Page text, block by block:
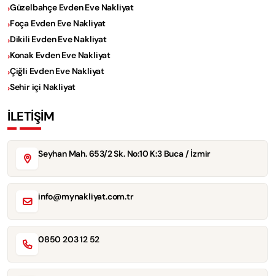
Güzelbahçe Evden Eve Nakliyat
Foça Evden Eve Nakliyat
Dikili Evden Eve Nakliyat
Konak Evden Eve Nakliyat
Çiğli Evden Eve Nakliyat
Sehir içi Nakliyat
İLETİŞİM
Seyhan Mah. 653/2 Sk. No:10 K:3 Buca / İzmir
info@mynakliyat.com.tr
0850 203 12 52